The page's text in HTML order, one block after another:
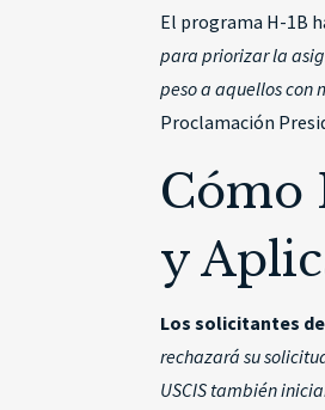
El programa H-1B
para priorizar la
peso a aquellos con
Proclamación
Cómo
y
Los solicitantes
rechazará su
USCIS también